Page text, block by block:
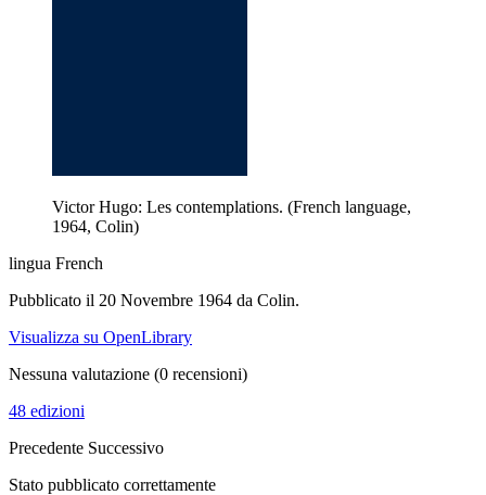
Victor Hugo: Les contemplations. (French language,
1964, Colin)
lingua French
Pubblicato il 20 Novembre 1964 da Colin.
Visualizza su OpenLibrary
Nessuna valutazione (0 recensioni)
48 edizioni
Precedente Successivo
Stato pubblicato correttamente